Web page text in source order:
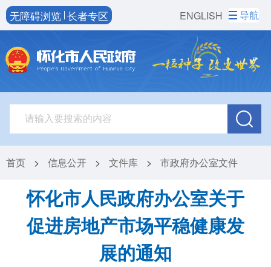
ENGLISH
无障碍浏览 长者专区 导航
首页 > 信息公开 > 文件库 > 市政府办公室文件
怀化市人民政府办公室关于
促进房地产市场平稳健康发
展的通知